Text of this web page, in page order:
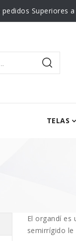
Superiores
TELAS
El organdíes
semirrígido